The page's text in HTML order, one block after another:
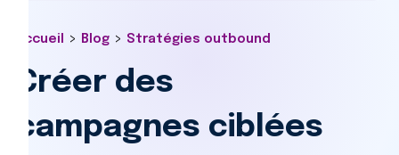
Accueil > Blog > Stratégies outbound
Créer des
campagnes ciblées